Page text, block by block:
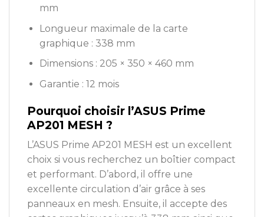
mm
Longueur maximale de la carte
graphique : 338 mm
Dimensions : 205 × 350 × 460 mm
Garantie : 12 mois
Pourquoi choisir l’ASUS Prime
AP201 MESH ?
L’ASUS Prime AP201 MESH est un excellent
choix si vous recherchez un boîtier compact
et performant. D’abord, il offre une
excellente circulation d’air grâce à ses
panneaux en mesh. Ensuite, il accepte des